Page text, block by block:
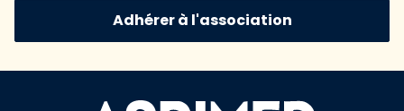
Adhérer à l'association